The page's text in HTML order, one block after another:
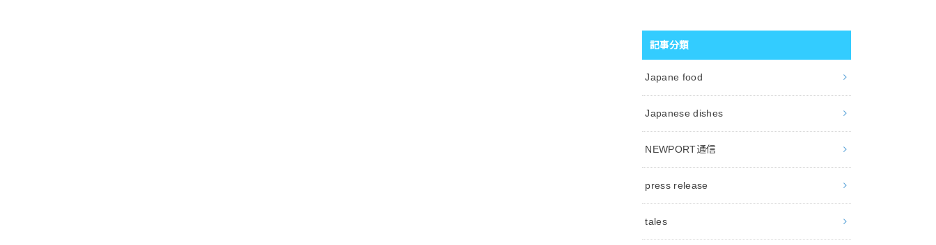
記事分類
Japane food
Japanese dishes
NEWPORT通信
press release
tales